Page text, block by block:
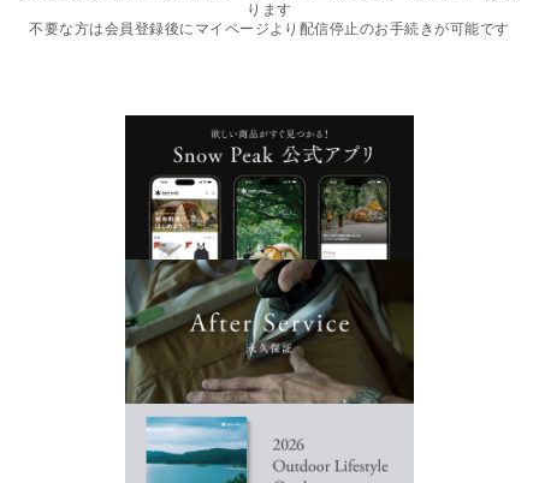
ります
不要な方は会員登録後にマイページより配信停止のお手続きが可能です